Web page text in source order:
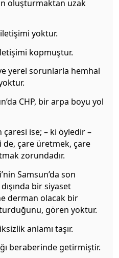
oluşturmaktan uzak
iletişimi yoktur.
kopmuştur.
yerel sorunlarla hemhal
CHP, bir arpa boyu yol
ise; – ki öyledir –
çare üretmek, çare
zorundadır.
Samsun’da son
bir siyaset
derman olacak bir
gören yoktur.
anlamı taşır.
beraberinde getirmiştir.